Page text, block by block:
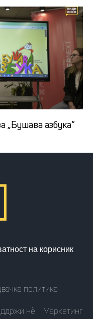
„Бушава азбука“
на корисник
политика
нè Маркетинг